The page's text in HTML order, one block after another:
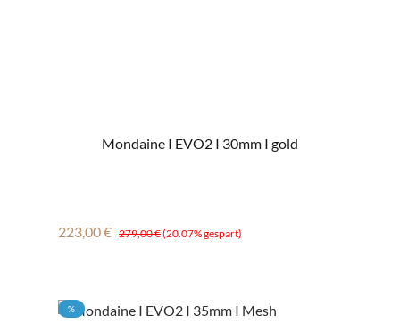
Mondaine I EVO2 I 30mm I gold
Verkaufspreis:
223,00 € Regulärer Preis:
279,00 €(20.07% gespart)
RABATT
%